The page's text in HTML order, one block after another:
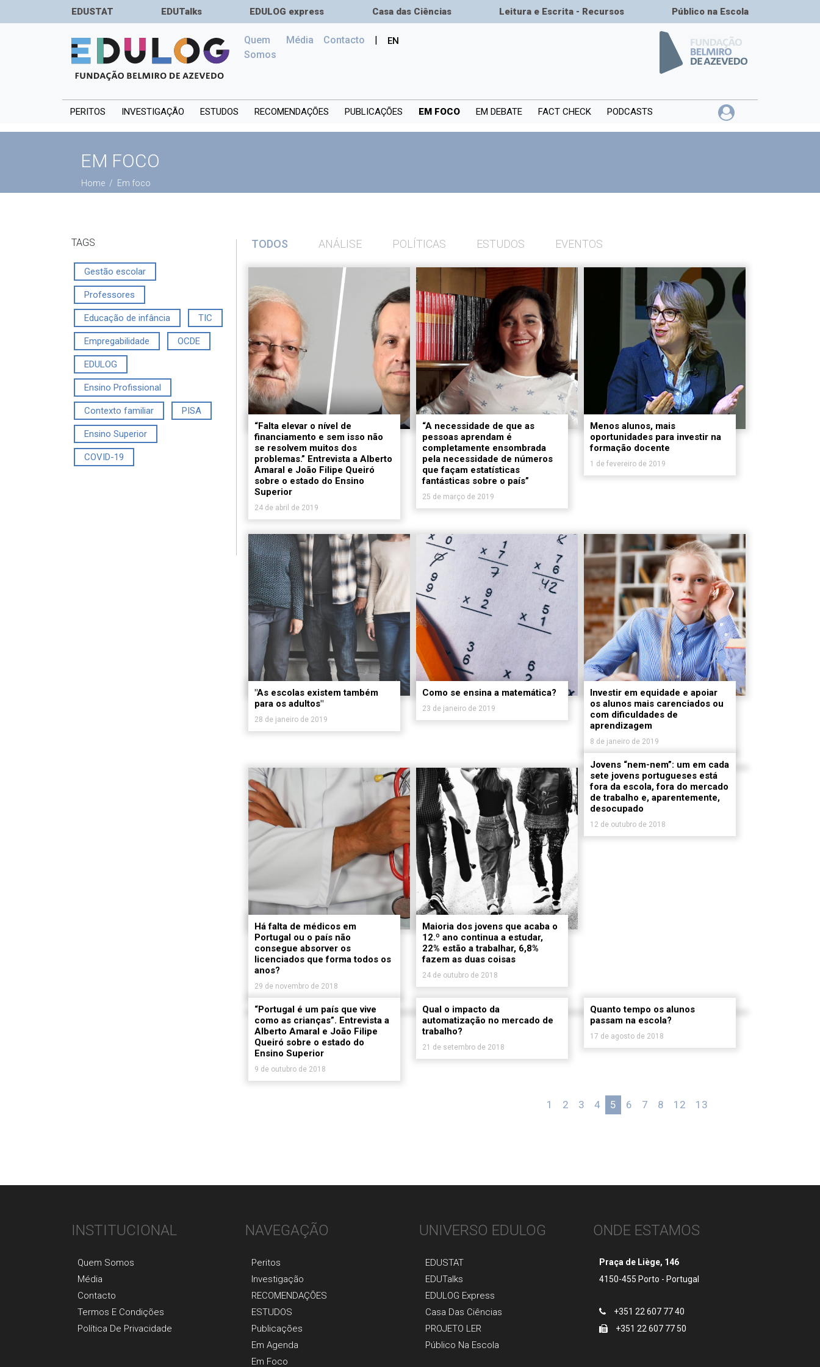
EDUSTAT EDUTalks EDULOG express Casa das Ciências Leitura e Escrita - Recursos Público na Escola
Quem
Somos
Média Сontacto | EN
PERITOS INVESTIGAÇÃO ESTUDOS RECOMENDAÇÕES PUBLICAÇÕES EM FOCO EM DEBATE FACT CHECK PODCASTS
EM FOCO
Home Em foco
TAGS
Gestão escolar
Professores
Educação de infância TIC
Empregabilidade OCDE
EDULOG
Ensino Profissional
Contexto familiar PISA
Ensino Superior
COVID-19
TODOS ANÁLISE POLÍTICAS ESTUDOS EVENTOS
“Falta elevar o nível de
financiamento e sem isso não
se resolvem muitos dos
problemas.” Entrevista a Alberto
Amaral e João Filipe Queiró
sobre o estado do Ensino
Superior
24 de abril de 2019
“A necessidade de que as
pessoas aprendam é
completamente ensombrada
pela necessidade de números
que façam estatísticas
fantásticas sobre o país”
25 de março de 2019
Menos alunos, mais
oportunidades para investir na
formação docente
1 de fevereiro de 2019
"As escolas existem também
para os adultos"
28 de janeiro de 2019
Como se ensina a matemática?
23 de janeiro de 2019
Investir em equidade e apoiar
os alunos mais carenciados ou
com dificuldades de
aprendizagem
8 de janeiro de 2019
Há falta de médicos em
Portugal ou o país não
consegue absorver os
licenciados que forma todos os
anos?
29 de novembro de 2018
Maioria dos jovens que acaba o
12.º ano continua a estudar,
22% estão a trabalhar, 6,8%
fazem as duas coisas
24 de outubro de 2018
Jovens “nem-nem”: um em cada
sete jovens portugueses está
fora da escola, fora do mercado
de trabalho e, aparentemente,
desocupado
12 de outubro de 2018
“Portugal é um país que vive
como as crianças”. Entrevista a
Alberto Amaral e João Filipe
Queiró sobre o estado do
Ensino Superior
9 de outubro de 2018
Qual o impacto da
automatização no mercado de
trabalho?
21 de setembro de 2018
Quanto tempo os alunos
passam na escola?
17 de agosto de 2018
1 2 3 4 5 6 7 8 12 13
INSTITUCIONAL
Quem Somos
Média
Contacto
Termos E Condições
Política De Privacidade
NAVEGAÇÃO
Peritos
Investigaçãо
RECOMENDAÇÕES
ESTUDOS
Publicaçõеs
Em Agenda
Em Foco
UNIVERSO EDULOG
EDUSTAT
EDUTalks
EDULOG Express
Casa Das Ciências
PROJETO LER
Público Na Escola
ONDE ESTAMOS
Praça de Liège, 146
4150-455 Porto - Portugal
+351 22 607 77 40
+351 22 607 77 50